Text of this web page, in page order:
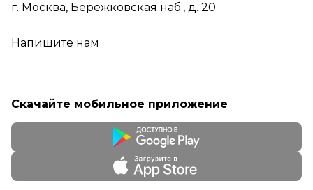
г. Москва, Бережковская наб., д. 20
Напишите нам
Скачайте мобильное приложение